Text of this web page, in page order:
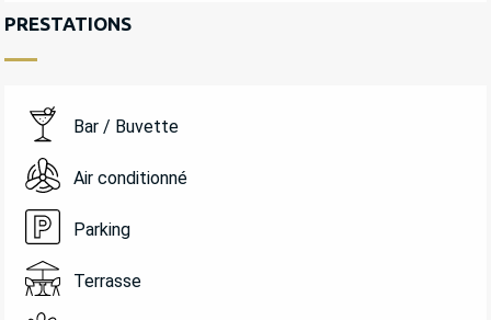
PRESTATIONS
Bar / Buvette
Air conditionné
Parking
Terrasse